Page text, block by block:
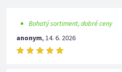
Bohatý sortiment, dobré ceny
anonym,14. 6. 2026